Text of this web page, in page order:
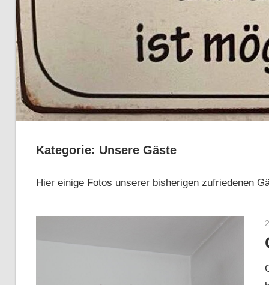
Kategorie: Unsere Gäste
Hier einige Fotos unserer bisherigen zufriedenen